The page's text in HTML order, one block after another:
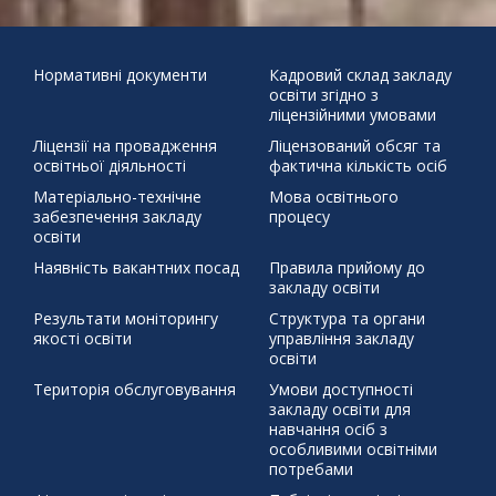
Великдень
життя Святий Миколай ЦЕЙ ДЕНЬ В ІСТОРІЇ 30 березня 1392 р.
демонстраційний урок захист проєктів
писанка
профорієнтація тиждень права
Нормативні документи
Кадровий склад закладу
освіти згідно з
ліцензійними умовами
Ліцензії на провадження
освітньої діяльності
Ліцензований обсяг та
фактична кількість осіб
Матеріально-технічне
забезпечення закладу
освіти
Мова освітнього
процесу
Наявність вакантних посад
Правила прийому до
закладу освіти
Результати моніторингу
якості освіти
Структура та органи
управління закладу
освіти
Територія обслуговування
Умови доступності
закладу освіти для
навчання осіб з
особливими освітніми
потребами